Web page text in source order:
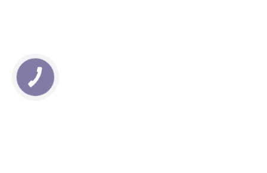
КНОПКА
ЗВ'ЯЗКУ